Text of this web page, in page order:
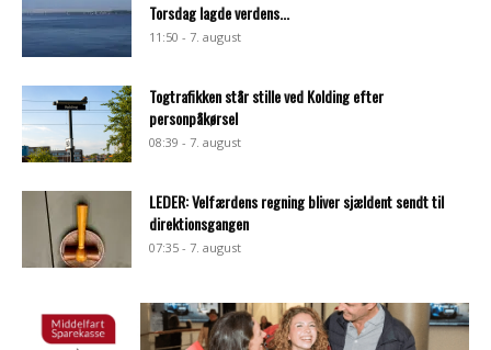
Torsdag lagde verdens...
11:50 - 7. august
Togtrafikken står stille ved Kolding efter
personpåkørsel
08:39 - 7. august
LEDER: Velfærdens regning bliver sjældent sendt til
direktionsgangen
07:35 - 7. august